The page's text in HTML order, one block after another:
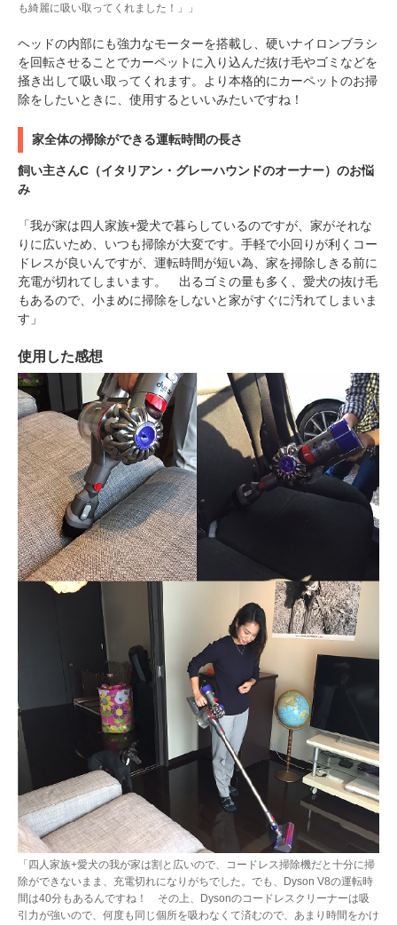
も綺麗に吸い取ってくれました！」」
ヘッドの内部にも強力なモーターを搭載し、硬いナイロンブラシ
を回転させることでカーペットに入り込んだ抜け毛やゴミなどを
掻き出して吸い取ってくれます。より本格的にカーペットのお掃
除をしたいときに、使用するといいみたいですね！
家全体の掃除ができる運転時間の長さ
飼い主さんC（イタリアン・グレーハウンドのオーナー）のお悩
み
「我が家は四人家族+愛犬で暮らしているのですが、家がそれな
りに広いため、いつも掃除が大変です。手軽で小回りが利くコー
ドレスが良いんですが、運転時間が短い為、家を掃除しきる前に
充電が切れてしまいます。 出るゴミの量も多く、愛犬の抜け毛
もあるので、小まめに掃除をしないと家がすぐに汚れてしまいま
す」
使用した感想
「四人家族+愛犬の我が家は割と広いので、コードレス掃除機だと十分に掃
除ができないまま、充電切れになりがちでした。でも、Dyson V8の運転時
間は40分もあるんですね！ その上、Dysonのコードレスクリーナーは吸
引力が強いので、何度も同じ個所を吸わなくて済むので、あまり時間をかけ